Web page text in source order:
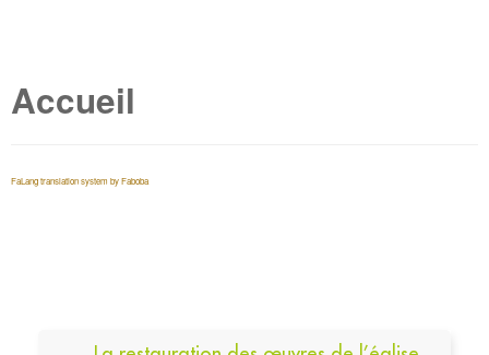
Accueil
FaLang translation system by Faboba